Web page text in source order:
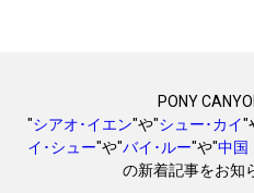
PONY
"シアオ･イエン"や"シュー･カイ"
イ･シュー"や"バイ･ルー"や"中国
の新着記事をお知